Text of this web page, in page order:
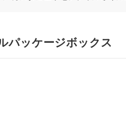
パッケージボックス